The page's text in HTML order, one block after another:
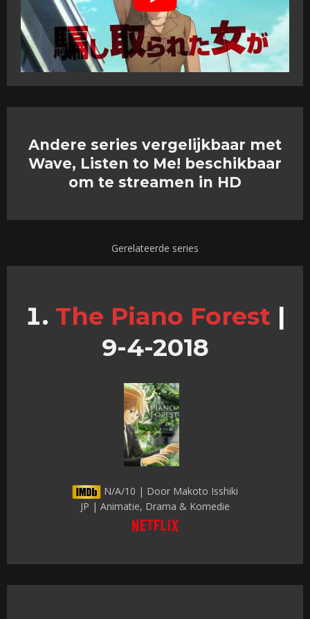
Andere series vergelijkbaar met
Wave, Listen to Me! beschikbaar
om te streamen in HD
Gerelateerde series
The Piano Forest |
9-4-2018
N/A/10 | Door Makoto Isshiki
JP | Animatie, Drama & Komedie